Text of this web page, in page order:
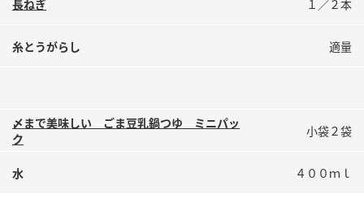
業務用サイト 製造所固有記号一覧
長ねぎ １／２本
糸とうがらし 適量
〆まで美味しい ごま豆乳鍋つゆ ミニパッ
ク
小袋２袋
水 ４００ｍｌ